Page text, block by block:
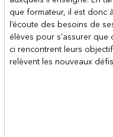
dans les processus
des tâches.
respectant les
et de cybersécurité.
que formateur, il est donc
l’écoute des besoins de
élèves pour s'assurer que
ci rencontrent leurs
relèvent les nouveaux